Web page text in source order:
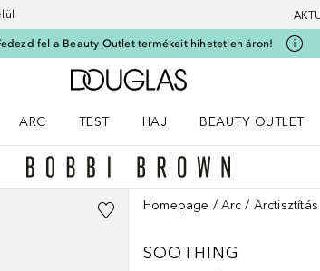
fel a Beauty Outlet termékeit hihetetlen áron!
A Douglas Főoldalra
ARC
TEST
HAJ
BEAUTY OUTLET
Homepage Arc Arctisztítás
SOOTHING